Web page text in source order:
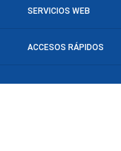
SERVICIOS WEB
ACCESOS RÁPIDOS